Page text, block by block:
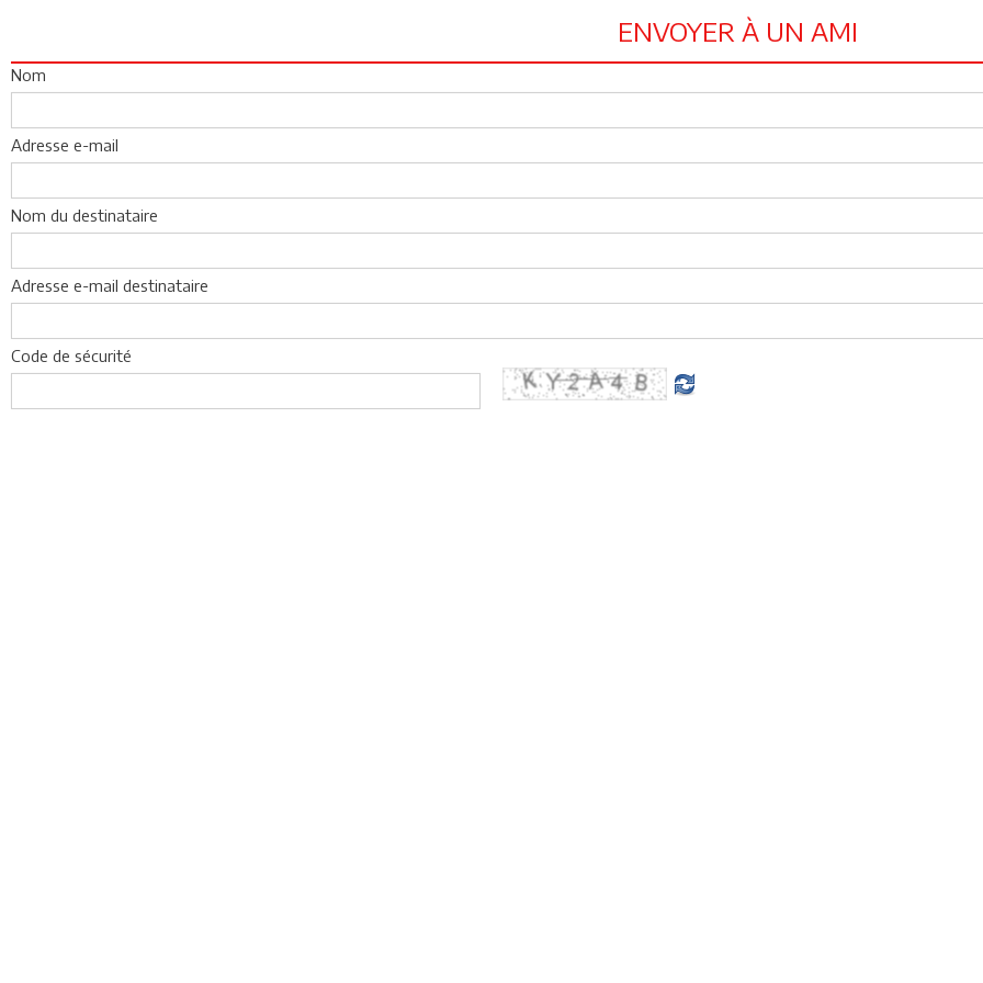
ENVOYER À UN AMI
Nom
Adresse e-mail
Nom du destinataire
Adresse e-mail destinataire
Code de sécurité